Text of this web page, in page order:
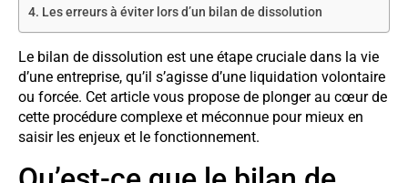
Les erreurs à éviter lors d’un bilan de dissolution
Le bilan de dissolution est une étape cruciale dans la vie
d’une entreprise, qu’il s’agisse d’une liquidation volontaire
ou forcée. Cet article vous propose de plonger au cœur de
cette procédure complexe et méconnue pour mieux en
saisir les enjeux et le fonctionnement.